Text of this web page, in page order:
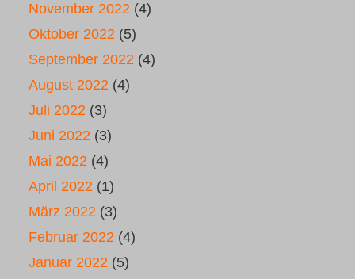
November 2022 (4)
Oktober 2022 (5)
September 2022 (4)
August 2022 (4)
Juli 2022 (3)
Juni 2022 (3)
Mai 2022 (4)
April 2022 (1)
März 2022 (3)
Februar 2022 (4)
Januar 2022 (5)